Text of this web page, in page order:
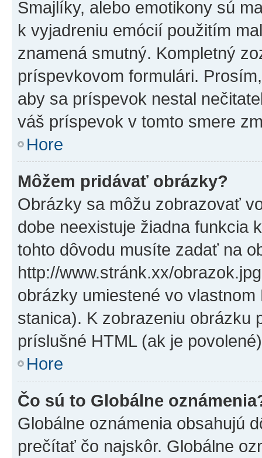
Smajlíky, alebo emotikony sú
k vyjadreniu emócií použitím
znamená smutný. Kompletný
príspevkovom formulári.
aby sa príspevok nestal
váš príspevok v tomto smere
Hore
Môžem pridávať obrázky?
Obrázky sa môžu zobrazovať
dobe neexistuje žiadna funkcia
tohto dôvodu musíte zadať na
http://www.stránk.xx/
obrázky umiestené vo
stanica). K zobrazeniu obrázku
príslušné HTML (ak je
Hore
Čo sú to Globálne
Globálne oznámenia obsahujú
prečítať čo najskôr. Globálne